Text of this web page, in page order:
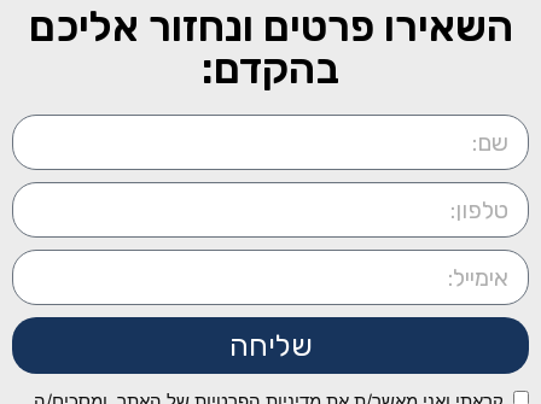
השאירו פרטים ונחזור אליכם
בהקדם:
שליחה